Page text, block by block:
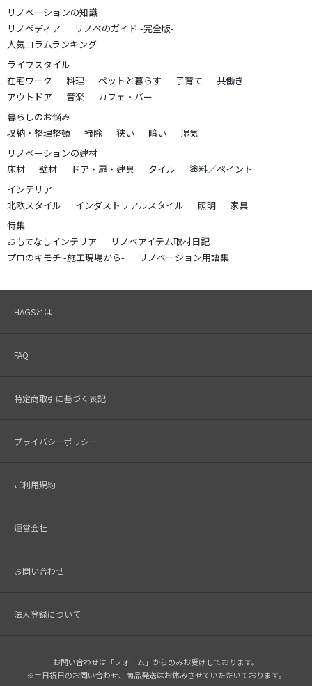
リノベーションの知識
リノペディア
リノベのガイド -完全版-
人気コラムランキング
ライフスタイル
在宅ワーク
料理 ペットと暮らす 子育て
共働き
アウトドア
音楽
カフェ・バー
暮らしのお悩み
収納・整理整頓
掃除 狭い 暗い
湿気
リノベーションの建材
床材
壁材 ドア・扉・建具 タイル
塗料／ペイント
インテリア
北欧スタイル
インダストリアルスタイル 照明
家具
特集
おもてなしインテリア
リノベアイテム取材日記
プロのキモチ -施工現場から-
リノベーション用語集
HAGSとは
FAQ
特定商取引に基づく表記
プライバシーポリシー
ご利用規約
運営会社
お問い合わせ
法人登録について
お問い合わせは「フォーム」からのみお受けしております。
※土日祝日のお問い合わせ、商品発送はお休みさせていただいております。